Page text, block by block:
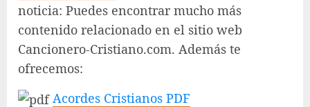
noticia: Puedes encontrar mucho más
contenido relacionado en el sitio web
Cancionero-Cristiano.com. Además te
ofrecemos:
Acordes Cristianos PDF